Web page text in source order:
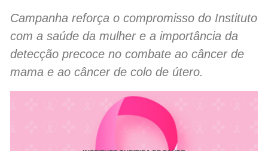
Campanha reforça o compromisso do Instituto
com a saúde da mulher e a importância da
detecção precoce no combate ao câncer de
mama e ao câncer de colo de útero.